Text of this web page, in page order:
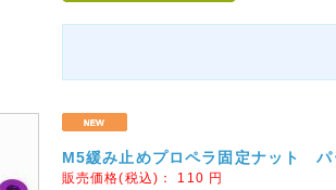
M5緩み止めプロペラ固定ナット
販売価格(税込)： 110 円